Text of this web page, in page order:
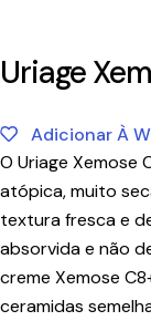
Uriage
Adicionar À
O Uriage Xemose
atópica, muito
textura fresca e
absorvida e não
creme Xemose
ceramidas